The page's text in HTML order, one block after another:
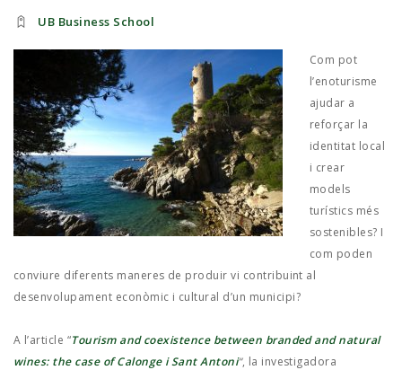
ACTIVITATS
JOB MARKET
SEARCH SITE
UB Business School
Com pot
l’enoturisme
ajudar a
reforçar la
identitat local
i crear
models
turístics més
sostenibles? I
com poden
conviure diferents maneres de produir vi contribuint al
desenvolupament econòmic i cultural d’un municipi?
A l’article “Tourism and coexistence between branded and natural
wines: the case of Calonge i Sant Antoni“, la investigadora